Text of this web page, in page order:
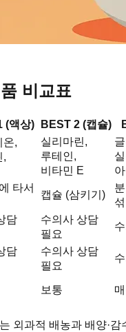
비교표
(액상) BEST 2 (캡슐)
온,
,
실리마린,
루테인,
비타민 E
타서
캡슐 (삼키기)
담
수의사 상담
필요
담
수의사 상담
필요
보통
외과적 배농과 배양·감